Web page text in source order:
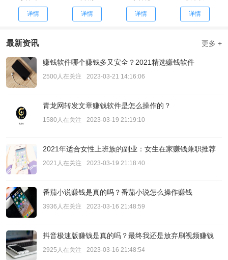
详情 详情 详情 详情
最新资讯 更多 +
赚钱软件哪个赚钱多又安全？2021精选赚钱软件
2500人在关注 2023-03-21 14:16:06
青龙网转发文章赚钱软件是怎么操作的？
1580人在关注 2023-03-19 21:19:10
2021年适合女性上班族的副业：女生在家赚钱兼职推荐
2021人在关注 2023-03-19 21:18:40
番茄小说赚钱是真的吗？番茄小说怎么操作赚钱
3936人在关注 2023-03-16 21:48:59
抖音极速版赚钱是真的吗？最终我还是放弃刷视频赚钱
2925人在关注 2023-03-16 21:48:54